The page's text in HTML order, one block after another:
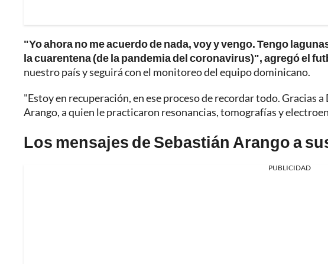
"Yo ahora no me acuerdo de nada, voy y vengo. Tengo
la cuarentena (de la pandemia del coronavirus)", agregó el
nuestro país y seguirá con el monitoreo del equipo dominicano.
"Estoy en recuperación, en ese proceso de recordar todo. Gracias
Arango, a quien le practicaron resonancias, tomografías y
Los mensajes de Sebastián Arango a
PUBLICIDAD